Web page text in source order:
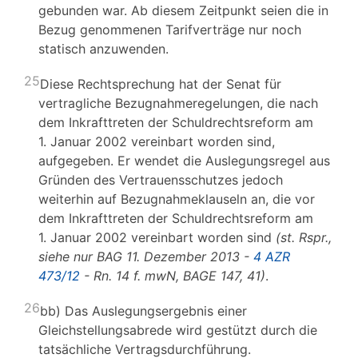
gebunden war. Ab diesem Zeitpunkt seien die in
Bezug genommenen Tarifverträge nur noch
statisch anzuwenden.
25Diese Rechtsprechung hat der Senat für
vertragliche Bezugnahmeregelungen, die nach
dem Inkrafttreten der Schuldrechtsreform am
1. Januar 2002 vereinbart worden sind,
aufgegeben. Er wendet die Auslegungsregel aus
Gründen des Vertrauensschutzes jedoch
weiterhin auf Bezugnahmeklauseln an, die vor
dem Inkrafttreten der Schuldrechtsreform am
1. Januar 2002 vereinbart worden sind (st. Rspr.,
siehe nur BAG 11. Dezember 2013 - 4 AZR
473/12 - Rn. 14 f. mwN, BAGE 147, 41).
26bb) Das Auslegungsergebnis einer
Gleichstellungsabrede wird gestützt durch die
tatsächliche Vertragsdurchführung.